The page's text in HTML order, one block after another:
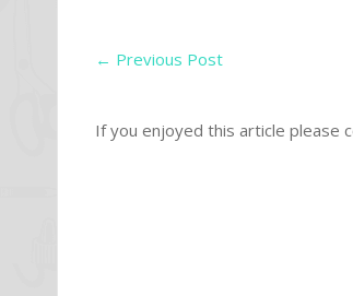
← Previous Post
If you enjoyed this article please